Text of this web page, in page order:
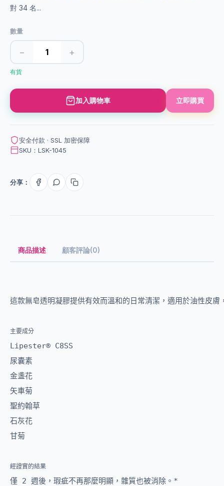
對 34 名...
數量
− +
有貨
加入購物車 立即購買
安全付款 · SSL 加密保障
SKU：LSK-1045
分享：
商品描述 顧客評論(0)
這款無皂透明凝膠提供有效而溫和的日常清潔，適用於油性皮
主要成分
Lipester® C8SS
尿囊素
金盞花
矢車菊
聖約翰草
石灰花
甘菊
經證實的結果
僅 2 週後，瑕疵不再那麼明顯，雜質也被消除。*